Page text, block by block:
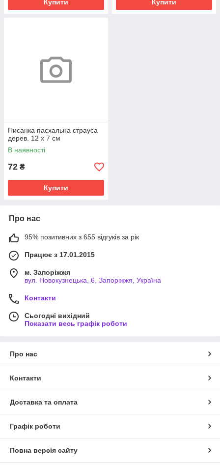
Купити Купити
Писанка пасхальна страуса
дерев. 12 х 7 см
В наявності
72 ₴
Купити
Про нас
95% позитивних з 655 відгуків за рік
Працює з 17.01.2015
м. Запоріжжя
вул. Новокузнецька, 6, Запоріжжя, Україна
Контакти
Сьогодні вихідний
Показати весь графік роботи
Про нас
Контакти
Доставка та оплата
Графік роботи
Повна версія сайту